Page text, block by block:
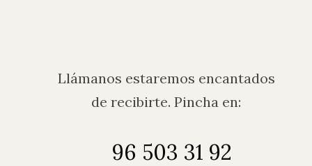
Llámanos estaremos encantados
de recibirte. Pincha en:
96 503 31 92